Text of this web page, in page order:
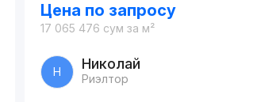
Цена по запросу
17 065 476 сум за м²
Н Николай
Риэлтор